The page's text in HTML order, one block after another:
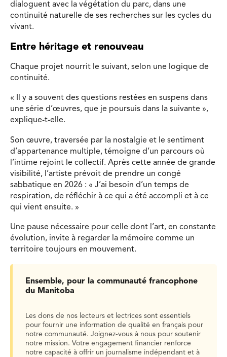
dialoguent avec la végétation du parc, dans une
continuité naturelle de ses recherches sur les cycles du
vivant.
Entre héritage et renouveau
Chaque projet nourrit le suivant, selon une logique de
continuité.
« Il y a souvent des questions restées en suspens dans
une série d’œuvres, que je poursuis dans la suivante »,
explique-t-elle.
Son œuvre, traversée par la nostalgie et le sentiment
d’appartenance multiple, témoigne d’un parcours où
l’intime rejoint le collectif. Après cette année de grande
visibilité, l’artiste prévoit de prendre un congé
sabbatique en 2026 : « J’ai besoin d’un temps de
respiration, de réfléchir à ce qui a été accompli et à ce
qui vient ensuite. »
Une pause nécessaire pour celle dont l’art, en constante
évolution, invite à regarder la mémoire comme un
territoire toujours en mouvement.
Ensemble, pour la communauté francophone
du Manitoba
Les dons de nos lecteurs et lectrices sont essentiels
pour fournir une information de qualité en français pour
notre communauté. Joignez-vous à nous pour soutenir
notre mission. Votre engagement financier renforce
notre capacité à offrir un journalisme indépendant et à